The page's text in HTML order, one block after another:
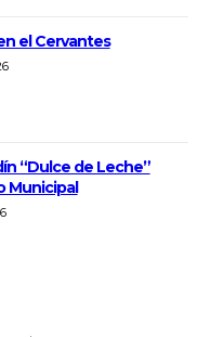
el Cervantes
“Dulce de Leche”
Municipal